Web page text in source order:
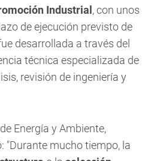
Industrial , con unos
de ejecución previsto de
desarrollada a través del
técnica especializada de
revisión de ingeniería y
Energía y Ambiente,
"Durante mucho tiempo, la